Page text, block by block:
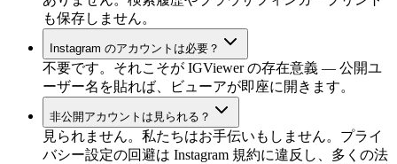
も保存しません。
Instagram のアカウントは必要？
不要です。それこそが IGViewer の存在意義 — 公開ユ
ーザー名を貼れば、ビューアが即座に開きます。
非公開アカウントは見られる？
見られません。私たちはお手伝いもしません。プライ
バシー設定の回避は Instagram 規約に違反し、多くの法